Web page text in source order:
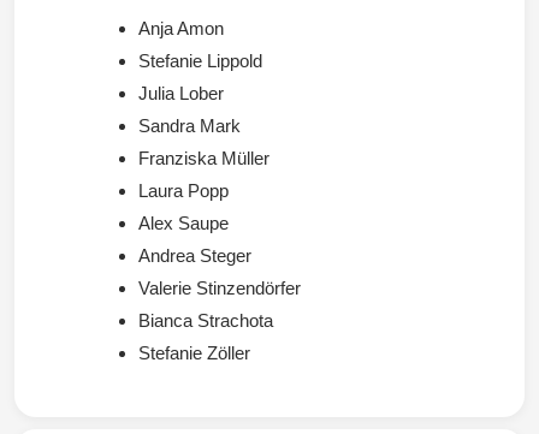
ein-
Wintersd
orf 1950
Anja Amon
Stefanie Lippold
Julia Lober
Sandra Mark
Franziska Müller
Laura Popp
Alex Saupe
Andrea Steger
Valerie Stinzendörfer
Bianca Strachota
Stefanie Zöller